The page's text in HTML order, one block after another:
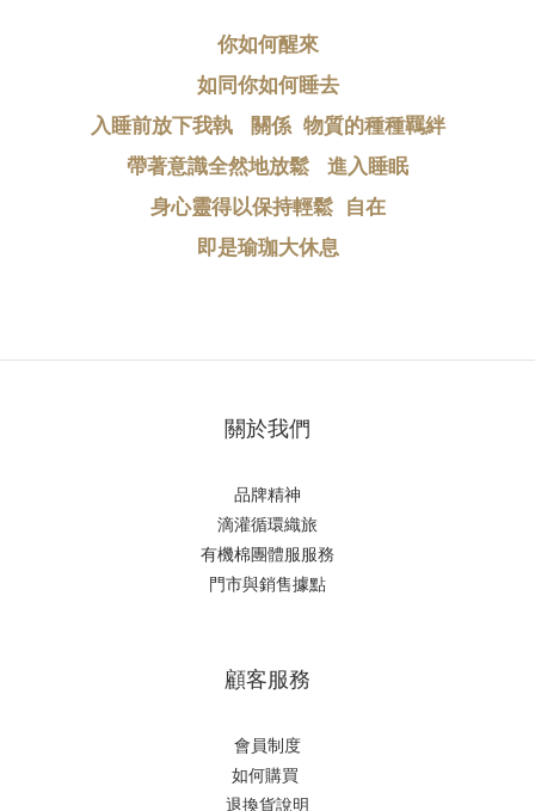
你如何醒來
如同你如何睡去
入睡前放下我執   關係  物質的種種羈絆
帶著意識全然地放鬆   進入睡眠
身心靈得以保持輕鬆  自在
即是瑜珈大休息
關於我們
品牌精神
滴灌循環織旅
有機棉團體服服務
門市與銷售據點
顧客服務
會員制度
如何購買
退換貨說明